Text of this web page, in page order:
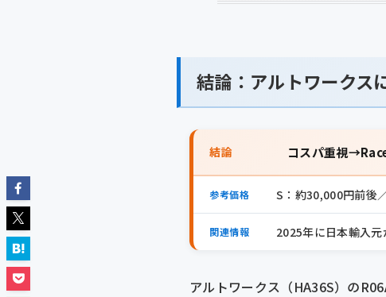
結論：アルトワークス
結論 コスパ重視
参考価格 S：約30,000円前後
関連情報 2025年に日本輸入
アルトワークス（HA36S）の